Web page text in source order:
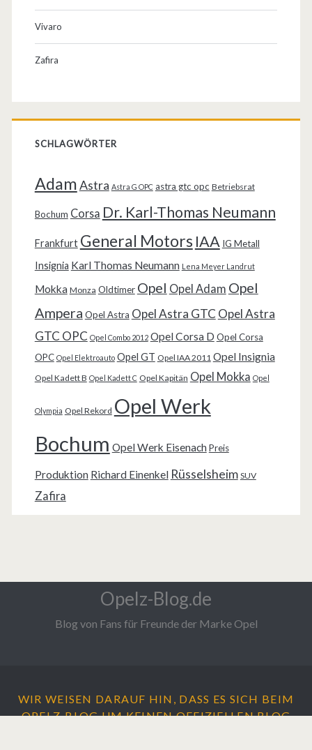
Vivaro
Zafira
SCHLAGWÖRTER
AdamAstra Astra G OPC astra gtc opc Betriebsrat
Bochum Corsa Dr. Karl-Thomas Neumann
Frankfurt General Motors IAA IG Metall
Insignia Karl Thomas Neumann Lena Meyer Landrut
Mokka Monza Oldtimer Opel Opel Adam Opel
Ampera Opel Astra Opel Astra GTC Opel Astra
GTC OPC Opel Combo 2012 Opel Corsa D Opel Corsa
OPC Opel Elektroauto Opel GT Opel IAA 2011 Opel Insignia
Opel Kadett B Opel Kadett C Opel Kapitän Opel Mokka Opel
Olympia Opel Rekord Opel Werk
Bochum Opel Werk Eisenach Preis
Produktion Richard Einenkel Rüsselsheim SUV
Zafira
Opelz-Blog.de
Blog von Fans für Freunde der Marke Opel
WIR WEISEN DARAUF HIN, DASS ES SICH BEIM
OPELZ-BLOG UMKEINENOFFIZIELLEN BLOG